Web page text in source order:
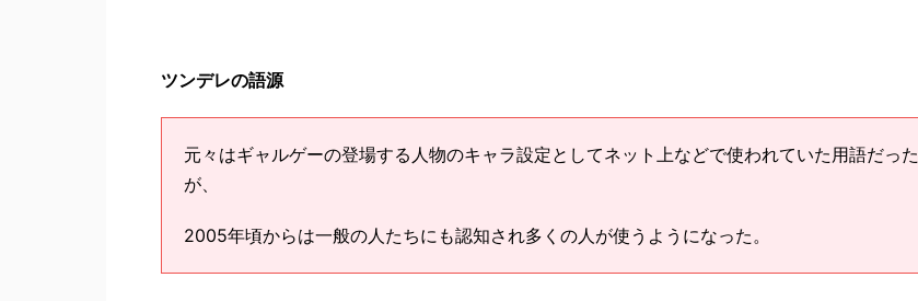
ツンデレの語源
元々はギャルゲーの登場する人物のキャラ設定としてネット上などで使われていた用語だった
が、
2005年頃からは一般の人たちにも認知され多くの人が使うようになった。